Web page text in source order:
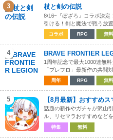
3 杖と剣の伝説
8/16~『ぼざろ』コラボ決
引ける！剣と魔法で戦う放
コラボ RPG 無料
4 BRAVE FRONTIER
1周年記念で最大1000連無
「ブレフロ」最新作の共闘
周年 RPG 無料
5 【8月最新】おすすめ
話題の新作やガチャが沢山
ル、リセマラおすすめなど
特集 無料